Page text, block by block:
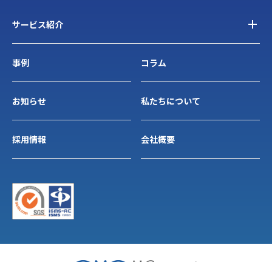
サービス紹介
事例 コラム
お知らせ 私たちについて
採用情報 会社概要